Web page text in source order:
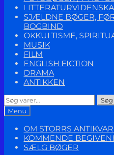
SJÆLDNE BØGER,
BOGBIND
OKKULTISME,
MUSIK
FILM
ENGLISH FICTION
DRAMA
ANTIKKEN
Søg
efter:
Søg
Menu
OM STORRS
KOMMENDE
SÆLG BØGER